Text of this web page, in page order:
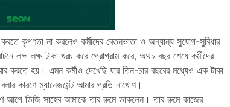
করতে কৃপণতা না করলেও কর্মীদের বেতনভাতা ও অন্যান্য সুযোগ-সুবিধার
লক্ষ লক্ষ টাকা খরচ করে প্রোগ্রাম করে, অথচ বছর শেষে কর্মীদের
করতে হয়। এমন কর্মীও দেখেছি যার তিন-চার বছরের মধ্যেও এক টাকা
কারণে ম্যানেজমেন্ট আমার প্রতি নাখোশ।
আগে ডিজি সাহেব আমাকে তার রুমে ডাকলেন। তার রুমে কাজের